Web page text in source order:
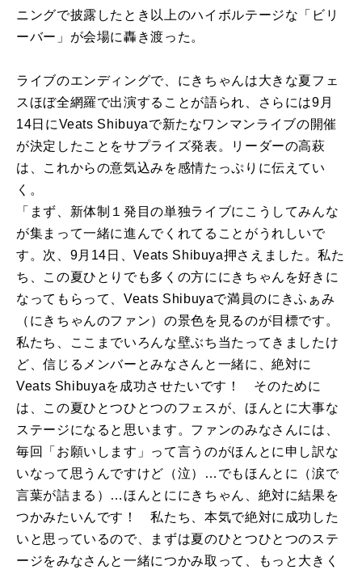
ニングで披露したとき以上のハイボルテージな「ビリ
ーバー」が会場に轟き渡った。
ライブのエンディングで、にきちゃんは大きな夏フェ
スほぼ全網羅で出演することが語られ、さらには9月
14日にVeats Shibuyaで新たなワンマンライブの開催
が決定したことをサプライズ発表。リーダーの高萩
は、これからの意気込みを感情たっぷりに伝えてい
く。
「まず、新体制１発目の単独ライブにこうしてみんな
が集まって一緒に進んでくれてることがうれしいで
す。次、9月14日、Veats Shibuya押さえました。私た
ち、この夏ひとりでも多くの方ににきちゃんを好きに
なってもらって、Veats Shibuyaで満員のにきふぁみ
（にきちゃんのファン）の景色を見るのが目標です。
私たち、ここまでいろんな壁ぶち当たってきましたけ
ど、信じるメンバーとみなさんと一緒に、絶対に
Veats Shibuyaを成功させたいです！ そのために
は、この夏ひとつひとつのフェスが、ほんとに大事な
ステージになると思います。ファンのみなさんには、
毎回「お願いします」って言うのがほんとに申し訳な
いなって思うんですけど（泣）…でもほんとに（涙で
言葉が詰まる）…ほんとににきちゃん、絶対に結果を
つかみたいんです！ 私たち、本気で絶対に成功した
いと思っているので、まずは夏のひとつひとつのステ
ージをみなさんと一緒につかみ取って、もっと大きく